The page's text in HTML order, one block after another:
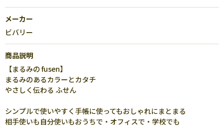
メーカー
ビバリー
商品説明
【まるみの fusen】
まるみのあるカラーとカタチ
やさしく伝わる ふせん
シンプルで使いやすく手帳に使ってもおしゃれにまとまる
相手使いも自分使いもおうちで・オフィスで・学校でも